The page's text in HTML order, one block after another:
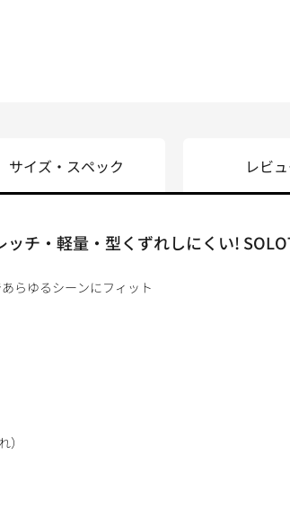
ッチ・軽量・型くずれしにくい!
らゆるシーンにフィット
サイズ・スペック レビ